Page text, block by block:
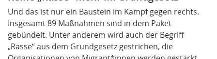
Und das ist nur ein Baustein im Kampf gegen rechts.
Insgesamt 89 Maßnahmen sind in dem Paket
gebündelt. Unter anderem wird auch der Begriff
„Rasse“ aus dem Grundgesetz gestrichen, die